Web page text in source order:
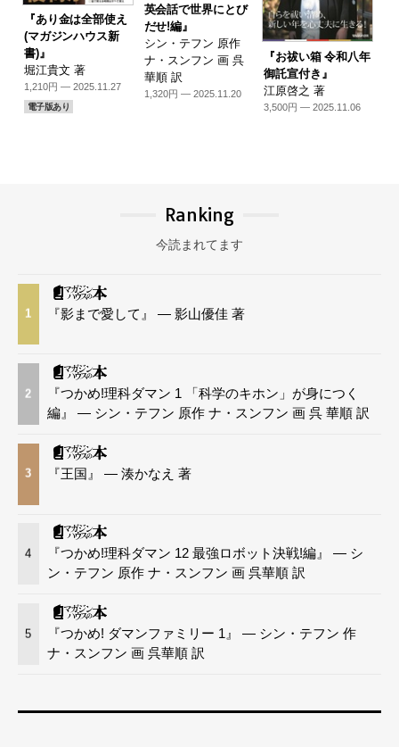
『あり金は全部使え
(マガジンハウス新
書)』
堀江貴文 著
1,210円 — 2025.11.27
電子版あり
英会話で世界にとび
だせ!編』
シン・テフン 原作
ナ・スンフン 画 呉
華順 訳
1,320円 — 2025.11.20
『お祓い箱 令和八年
御託宣付き』
江原啓之 著
3,500円 — 2025.11.06
Ranking
今読まれてます
1 『影まで愛して』 — 影山優佳 著
2
『つかめ!理科ダマン 1 「科学のキホン」が身につく
編』 — シン・テフン 原作 ナ・スンフン 画 呉 華順 訳
3 『王国』 — 湊かなえ 著
4
『つかめ!理科ダマン 12 最強ロボット決戦!編』 — シ
ン・テフン 原作 ナ・スンフン 画 呉華順 訳
5
『つかめ! ダマンファミリー 1』 — シン・テフン 作
ナ・スンフン 画 呉華順 訳